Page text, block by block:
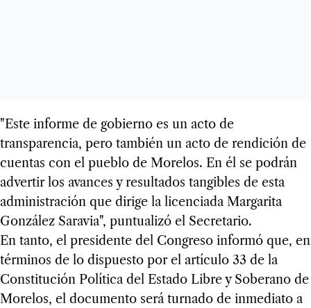
"Este informe de gobierno es un acto de
transparencia, pero también un acto de rendición de
cuentas con el pueblo de Morelos. En él se podrán
advertir los avances y resultados tangibles de esta
administración que dirige la licenciada Margarita
González Saravia", puntualizó el Secretario.
En tanto, el presidente del Congreso informó que, en
términos de lo dispuesto por el artículo 33 de la
Constitución Política del Estado Libre y Soberano de
Morelos, el documento será turnado de inmediato a